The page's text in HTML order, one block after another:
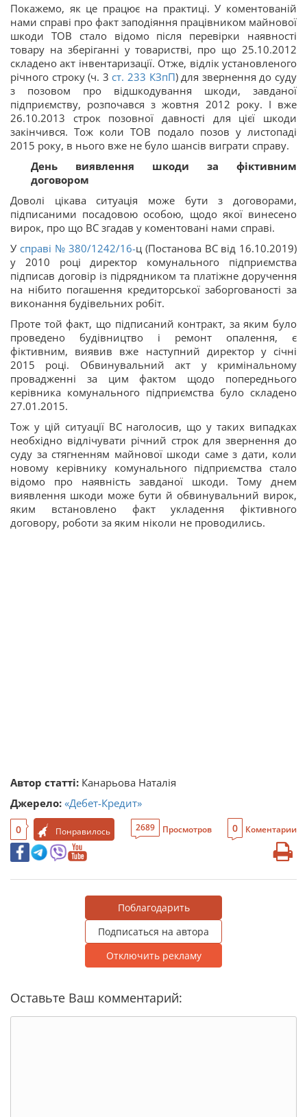
Покажемо, як це працює на практиці. У коментованій
нами справі про факт заподіяння працівником майнової
шкоди ТОВ стало відомо після перевірки наявності
товару на зберіганні у товаристві, про що 25.10.2012
складено акт інвентаризації. Отже, відлік установленого
річного строку (ч. 3ст. 233 КЗпП) для звернення до суду
з позовом про відшкодування шкоди, завданої
підприємству, розпочався з жовтня 2012 року. І вже
26.10.2013 строк позовної давності для цієї шкоди
закінчився. Тож коли ТОВ подало позов у листопаді
2015 року, в нього вже не було шансів виграти справу.
День виявлення шкоди за фіктивним
договором
Доволі цікава ситуація може бути з договорами,
підписаними посадовою особою, щодо якої винесено
вирок, про що ВС згадав у коментовані нами справі.
У справі № 380/1242/16-ц (Постанова ВС від 16.10.2019)
у 2010 році директор комунального підприємства
підписав договір із підрядником та платіжне доручення
на нібито погашення кредиторської заборгованості за
виконання будівельних робіт.
Проте той факт, що підписаний контракт, за яким було
проведено будівництво і ремонт опалення, є
фіктивним, виявив вже наступний директор у січні
2015 році. Обвинувальний акт у кримінальному
провадженні за цим фактом щодо попереднього
керівника комунального підприємства було складено
27.01.2015.
Тож у цій ситуації ВС наголосив, що у таких випадках
необхідно відлічувати річний строк для звернення до
суду за стягненням майнової шкоди саме з дати, коли
новому керівнику комунального підприємства стало
відомо про наявність завданої шкоди. Тому днем
виявлення шкоди може бути й обвинувальний вирок,
яким встановлено факт укладення фіктивного
договору, роботи за яким ніколи не проводились.
Автор статті: Канарьова Наталія
Джерело: «Дебет-Кредит»
0 Понравилось 2689 Просмотров 0 Коментарии
Поблагодарить
Подписаться на автора
Отключить рекламу
Оставьте Ваш комментарий: